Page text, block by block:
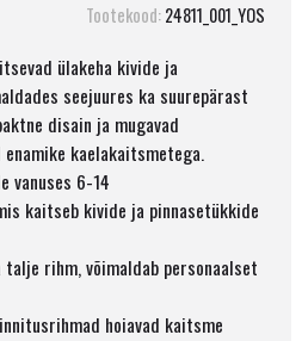
Tootekood:24811_001_YOS
ülakeha kivide ja
seejuures ka suurepärast
disain ja mugavad
kaelakaitsmetega.
vanuses 6-14
kaitseb kivide ja pinnasetükkide
rihm, võimaldab personaalset
hoiavad kaitsme